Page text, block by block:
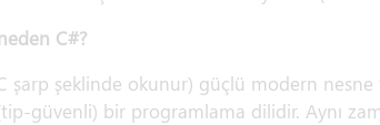
C#?
şarp şeklinde okunur) güçlü modern nesne
güvenli) bir programlama dilidir. Aynı